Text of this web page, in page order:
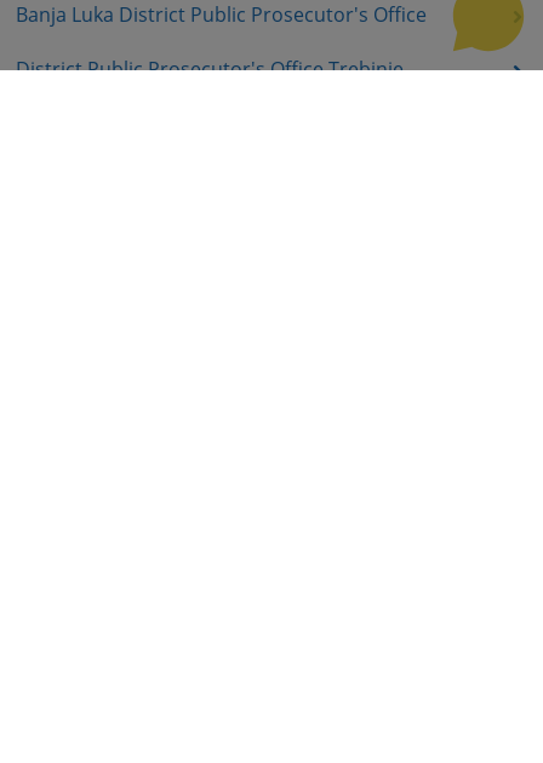
Banja Luka District Public Prosecutor's Office
District Public Prosecutor's Office Trebinje